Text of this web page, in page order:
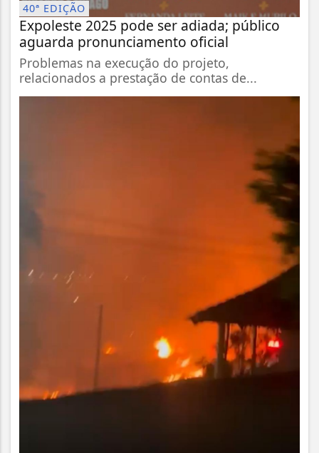
40ª EDIÇÃO
Expoleste 2025 pode ser adiada; público
aguarda pronunciamento oficial
Problemas na execução do projeto,
relacionados a prestação de contas de...